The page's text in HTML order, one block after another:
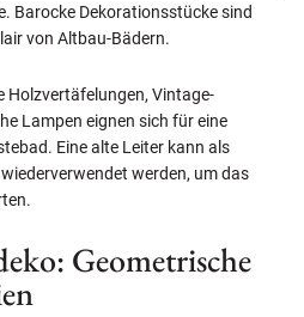
Barocke Dekorationsstücke sind
von Altbau-Bädern.
Holzvertäfelungen, Vintage-
Lampen eignen sich für eine
Eine alte Leiter kann als
werden, um das
Geometrische